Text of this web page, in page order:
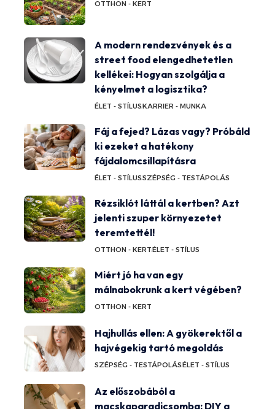
OTTHON - KERT
A modern rendezvények és a
street food elengedhetetlen
kellékei: Hogyan szolgálja a
kényelmet a logisztika?
ÉLET - STÍLUSKARRIER - MUNKA
Fáj a fejed? Lázas vagy? Próbáld
ki ezeket a hatékony
fájdalomcsillapításra
ÉLET - STÍLUSSZÉPSÉG - TESTÁPOLÁS
Rézsiklót láttál a kertben? Azt
jelenti szuper környezetet
teremtettél!
OTTHON - KERTÉLET - STÍLUS
Miért jó ha van egy
málnabokrunk a kert végében?
OTTHON - KERT
Hajhullás ellen: A gyökerektől a
hajvégekig tartó megoldás
SZÉPSÉG - TESTÁPOLÁSÉLET - STÍLUS
Az előszobából a
macskaparadicsomba: DIY a